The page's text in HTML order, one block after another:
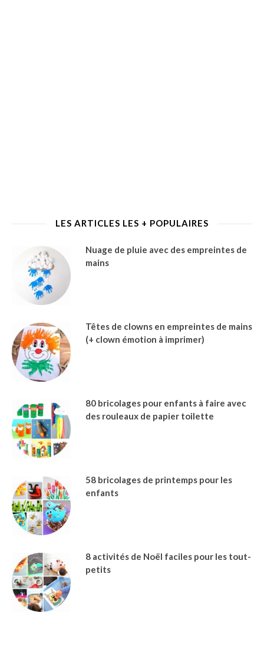
LES ARTICLES LES + POPULAIRES
Nuage de pluie avec des empreintes de
mains
Têtes de clowns en empreintes de mains
(+ clown émotion à imprimer)
80 bricolages pour enfants à faire avec
des rouleaux de papier toilette
58 bricolages de printemps pour les
enfants
8 activités de Noël faciles pour les tout-
petits